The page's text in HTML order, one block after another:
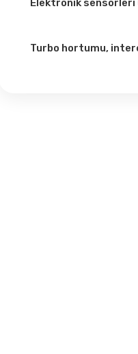
Elektronik sensörleri
Aracınızı OBD
Turbo hortumu,